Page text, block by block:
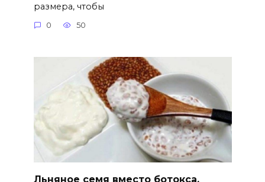
размера, чтобы
0 50
Льняное семя вместо ботокса.